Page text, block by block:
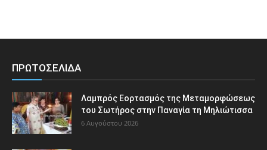
ΠΡΩΤΟΣΕΛΙΔΑ
Λαμπρός Εορτασμός της Μεταμορφώσεως
του Σωτήρος στην Παναγία τη Μηλιώτισσα
6 Αυγούστου 2026